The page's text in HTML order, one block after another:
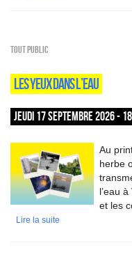
Tout public
LES YEUX DANS L’EAU
JEUDI 17 SEPTEMBRE 2026 -
Au
herbe
l’eau
et les
Lire la suite